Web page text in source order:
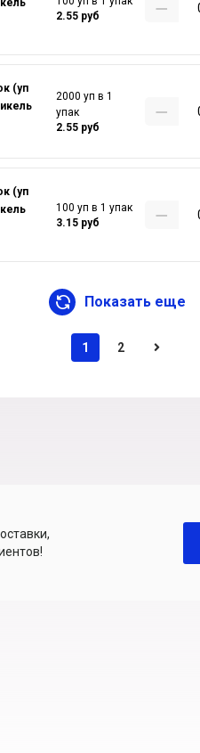
2.55 руб
(уп
2000 уп в 1
упак
2.55 руб
(уп
100 уп в 1 упак
3.15 руб
Показать еще
1 2